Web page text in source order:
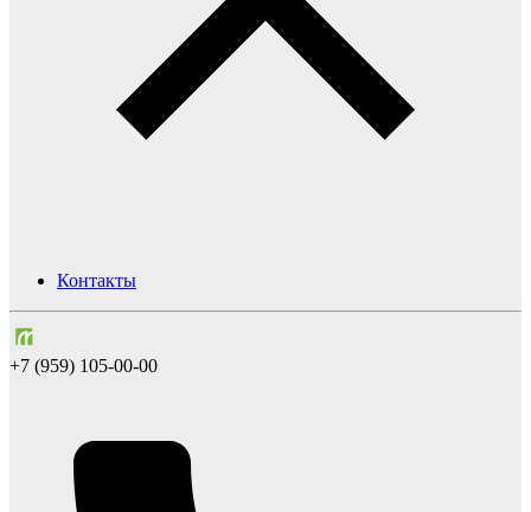
Контакты
+7 (959) 105-00-00